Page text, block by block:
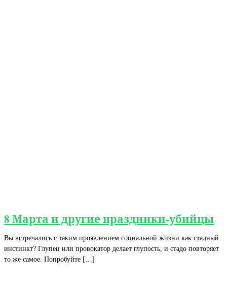
8 Марта и другие праздники-убийцы
Вы встречались с таким проявлением социальной жизни как стадный
инстинкт? Глупец или провокатор делает глупость, и стадо повторяет
то же самое. Попробуйте […]